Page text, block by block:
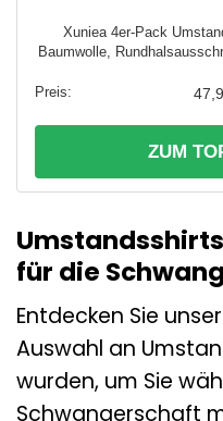
Xuniea 4er-Pack
Baumwolle,
ZUM
für die
Entdecken Sie
Auswahl an
wurden, um Sie
Schwangerschaft